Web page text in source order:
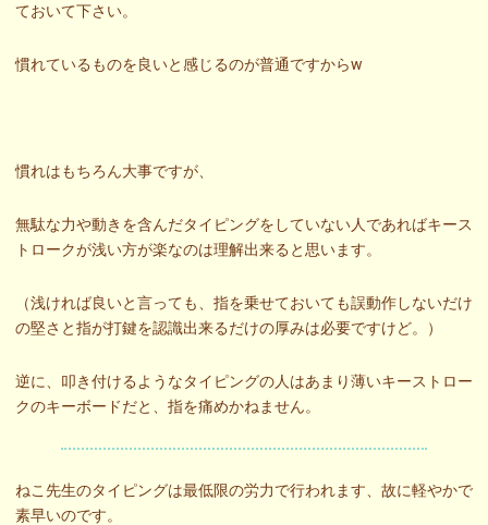
ておいて下さい。
慣れているものを良いと感じるのが普通ですからw
慣れはもちろん大事ですが、
無駄な力や動きを含んだタイピングをしていない人であればキース
トロークが浅い方が楽なのは理解出来ると思います。
（浅ければ良いと言っても、指を乗せておいても誤動作しないだけ
の堅さと指が打鍵を認識出来るだけの厚みは必要ですけど。）
逆に、叩き付けるようなタイピングの人はあまり薄いキーストロー
クのキーボードだと、指を痛めかねません。
ねこ先生のタイピングは最低限の労力で行われます、故に軽やかで
素早いのです。